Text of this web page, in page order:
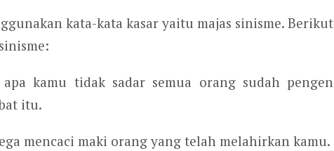
kata-kata kasar yaitu majas sinisme. Berikut
kamu tidak sadar semua orang sudah pengen
itu.
mencaci maki orang yang telah melahirkan kamu.